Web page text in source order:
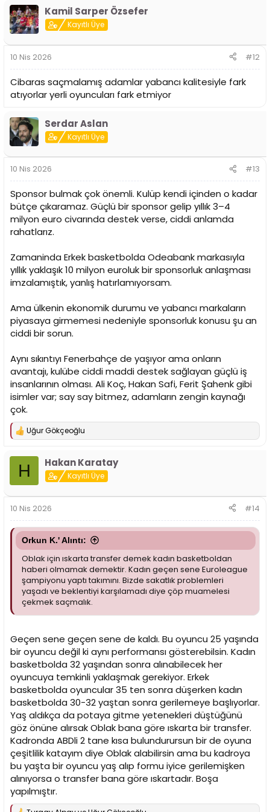
Kamil Sarper Özsefer
Kayıtlı Üye
10 Nis 2026 #12
Cibaras saçmalamış adamlar yabancı kalitesiyle fark
atıyorlar yerli oyuncuları fark etmiyor
Serdar Aslan
Kayıtlı Üye
10 Nis 2026 #13
Sponsor bulmak çok önemli. Kulüp kendi içinden o kadar
bütçe çıkaramaz. Güçlü bir sponsor gelip yıllık 3–4
milyon euro civarında destek verse, ciddi anlamda
rahatlarız.
Zamaninda Erkek basketbolda Odeabank markasıyla
yıllık yaklaşık 10 milyon euroluk bir sponsorluk anlaşması
imzalamıştık, yanlış hatırlamıyorsam.
Ama ülkenin ekonomik durumu ve yabancı markaların
piyasaya girmemesi nedeniyle sponsorluk konusu şu an
ciddi bir sorun.
Aynı sıkıntıyı Fenerbahçe de yaşıyor ama onların
avantajı, kulübe ciddi maddi destek sağlayan güçlü iş
insanlarının olması. Ali Koç, Hakan Safi, Ferit Şahenk gibi
isimler var; say say bitmez, adamların zengin kaynağı
çok.
T
p
l
:
Uğur Gökçeoğlu
H Hakan Karatay
Kayıtlı Üye
10 Nis 2026 #14
Orkun K.' Alıntı:
Oblak için ıskarta transfer demek kadın basketboldan
haberi olmamak demektir. Kadın geçen sene Euroleague
şampiyonu yaptı takımını. Bizde sakatlık problemleri
yaşadı ve beklentiyi karşılamadı diye çöp muamelesi
çekmek saçmalık.
Geçen sene geçen sene de kaldı. Bu oyuncu 25 yaşında
bir oyuncu değil ki aynı performansı gösterebilsin. Kadın
basketbolda 32 yaşından sonra alınabilecek her
oyuncuya temkinli yaklaşmak gerekiyor. Erkek
basketbolda oyuncular 35 ten sonra düşerken kadın
basketbolda 30-32 yaştan sonra gerilemeye başlıyorlar.
Yaş aldıkça da potaya gitme yetenekleri düştüğünü
göz önüne alırsak Oblak bana göre ıskarta bir transfer.
Kadronda ABDli 2 tane kısa bulundurursun bir de oyuna
çeşitlilik katayım diye Oblak alabilirsin ama bu kadroya
bu yaşta bir oyuncu yaş alıp formu iyice gerilemişken
alınıyorsa o transfer bana göre ıskartadır. Boşa
yapılmıştır.